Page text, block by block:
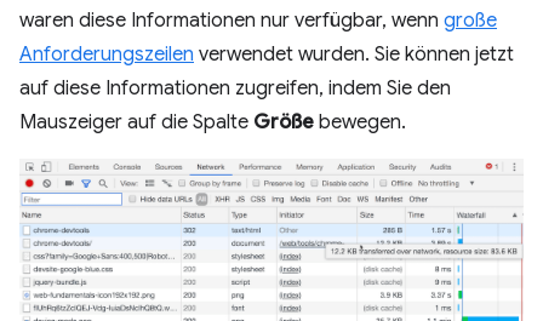
waren diese Informationen nur verfügbar, wenn große
Anforderungszeilen verwendet wurden. Sie können jetzt
auf diese Informationen zugreifen, indem Sie den
Mauszeiger auf die Spalte Größe bewegen.